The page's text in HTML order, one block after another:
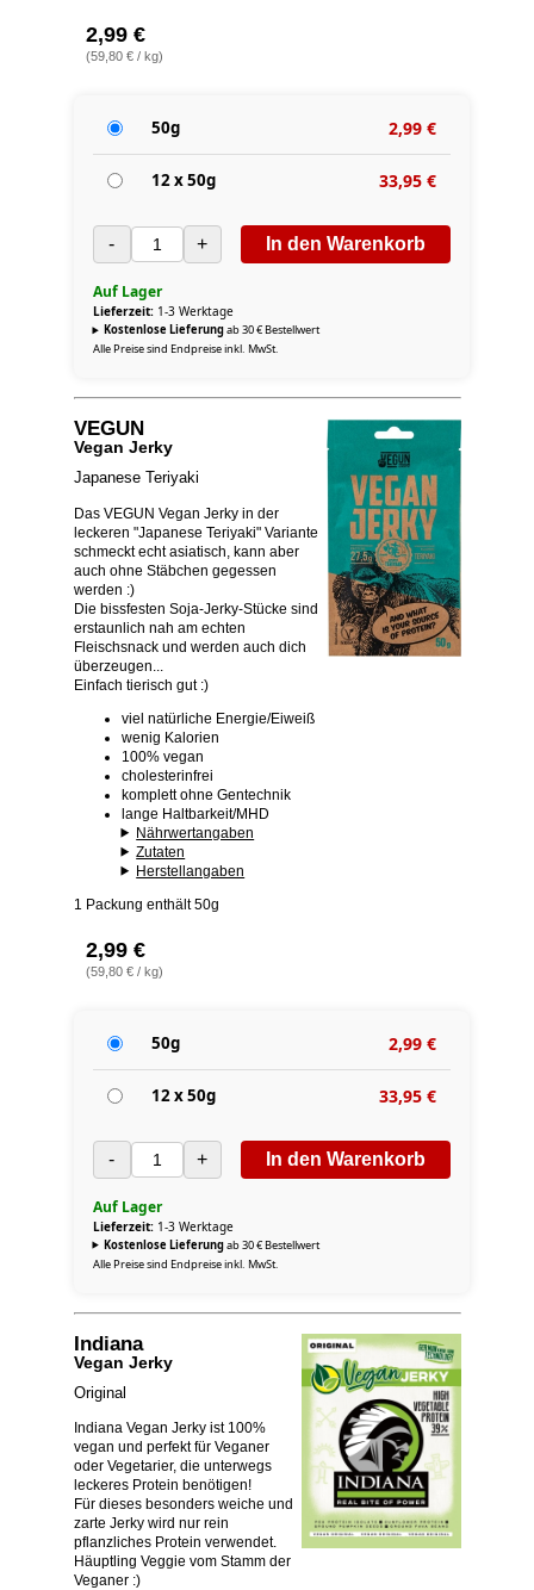
2,99 €
(59,80 € / kg)
50g 2,99 €
12 x 50g 33,95 €
- + In den Warenkorb
Auf Lager
Lieferzeit:1-3 Werktage
Kostenlose Lieferungab 30 € Bestellwert
Alle Preise sind Endpreise inkl. MwSt.
VEGUN
Vegan Jerky
Japanese Teriyaki
Das VEGUN Vegan Jerky in der
leckeren "Japanese Teriyaki" Variante
schmeckt echt asiatisch, kann aber
auch ohne Stäbchen gegessen
werden :)
Die bissfesten Soja-Jerky-Stücke sind
erstaunlich nah am echten
Fleischsnack und werden auch dich
überzeugen...
Einfach tierisch gut :)
viel natürliche Energie/Eiweiß
wenig Kalorien
100% vegan
cholesterinfrei
komplett ohne Gentechnik
lange Haltbarkeit/MHD
Nährwertangaben
Zutaten
Herstellangaben
1 Packung enthält 50g
2,99 €
(59,80 € / kg)
50g 2,99 €
12 x 50g 33,95 €
- + In den Warenkorb
Auf Lager
Lieferzeit:1-3 Werktage
Kostenlose Lieferungab 30 € Bestellwert
Alle Preise sind Endpreise inkl. MwSt.
Indiana
Vegan Jerky
Original
Indiana Vegan Jerky ist 100%
vegan und perfekt für Veganer
oder Vegetarier, die unterwegs
leckeres Protein benötigen!
Für dieses besonders weiche und
zarte Jerky wird nur rein
pflanzliches Protein verwendet.
Häuptling Veggie vom Stamm der
Veganer :)